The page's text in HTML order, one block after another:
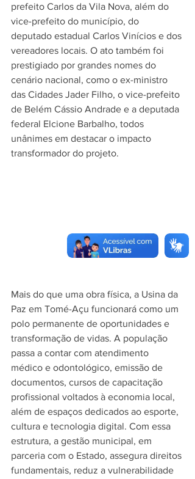
prefeito Carlos da Vila Nova, além do
vice-prefeito do município, do
deputado estadual Carlos Vinícios e dos
vereadores locais. O ato também foi
prestigiado por grandes nomes do
cenário nacional, como o ex-ministro
das Cidades Jader Filho, o vice-prefeito
de Belém Cássio Andrade e a deputada
federal Elcione Barbalho, todos
unânimes em destacar o impacto
transformador do projeto.
Mais do que uma obra física, a Usina da
Paz em Tomé-Açu funcionará como um
polo permanente de oportunidades e
transformação de vidas. A população
passa a contar com atendimento
médico e odontológico, emissão de
documentos, cursos de capacitação
profissional voltados à economia local,
além de espaços dedicados ao esporte,
cultura e tecnologia digital. Com essa
estrutura, a gestão municipal, em
parceria com o Estado, assegura direitos
fundamentais, reduz a vulnerabilidade